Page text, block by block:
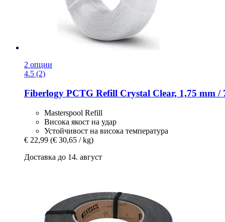
2 опции
4.5 (2)
Fiberlogy PCTG Refill Crystal Clear, 1,75 mm /
Masterspool Refill
Висока якост на удар
Устойчивост на висока температура
€ 22,99 (€ 30,65 / kg)
Доставка до 14. август